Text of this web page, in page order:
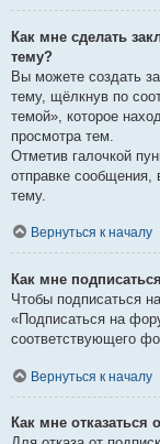
Как мне сделать
тему?
Вы можете создать
тему, щёлкнув по
темой», которое
просмотра тем.
Отметив галочкой
отправке
тему.
Вернуться к началу
Как мне
Чтобы подписаться
«Подписаться на
соответствующего
Вернуться к началу
Как мне отказаться